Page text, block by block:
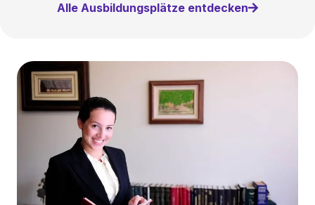
Alle Ausbildungsplätze entdecken